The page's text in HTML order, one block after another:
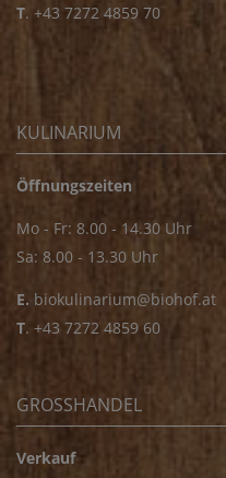
T. +43 7272 4859 70
KULINARIUM
Öffnungszeiten
Mo - Fr: 8.00 - 14.30 Uhr
Sa: 8.00 - 13.30 Uhr
E. biokulinarium@biohof.at
T. +43 7272 4859 60
GROSSHANDEL
Verkauf